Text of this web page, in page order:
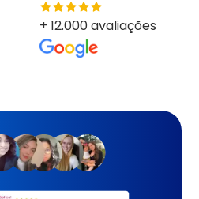
+ 12.000 avaliações